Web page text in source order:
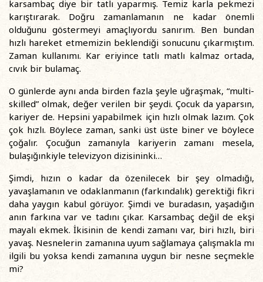
karsambaç diye bir tatlı yaparmış. Temiz karla pekmezi
karıştırarak. Doğru zamanlamanın ne kadar önemli
olduğunu göstermeyi amaçlıyordu sanırım. Ben bundan
hızlı hareket etmemizin beklendiği sonucunu çıkarmıştım.
Zaman kullanımı. Kar eriyince tatlı matlı kalmaz ortada,
cıvık bir bulamaç.
O günlerde aynı anda birden fazla şeyle uğraşmak, “multi-
skilled” olmak, değer verilen bir şeydi. Çocuk da yaparsın,
kariyer de. Hepsini yapabilmek için hızlı olmak lazım. Çok
çok hızlı. Böylece zaman, sanki üst üste biner ve böylece
çoğalır. Çocuğun zamanıyla kariyerin zamanı mesela,
bulaşığınkiyle televizyon dizisininki…
Şimdi, hızın o kadar da özenilecek bir şey olmadığı,
yavaşlamanın ve odaklanmanın (farkındalık) gerektiği fikri
daha yaygın kabul görüyor. Şimdi ve buradasın, yaşadığın
anın farkına var ve tadını çıkar. Karsambaç değil de ekşi
mayalı ekmek. İkisinin de kendi zamanı var, biri hızlı, biri
yavaş. Nesnelerin zamanına uyum sağlamaya çalışmakla mı
ilgili bu yoksa kendi zamanına uygun bir nesne seçmekle
mi?